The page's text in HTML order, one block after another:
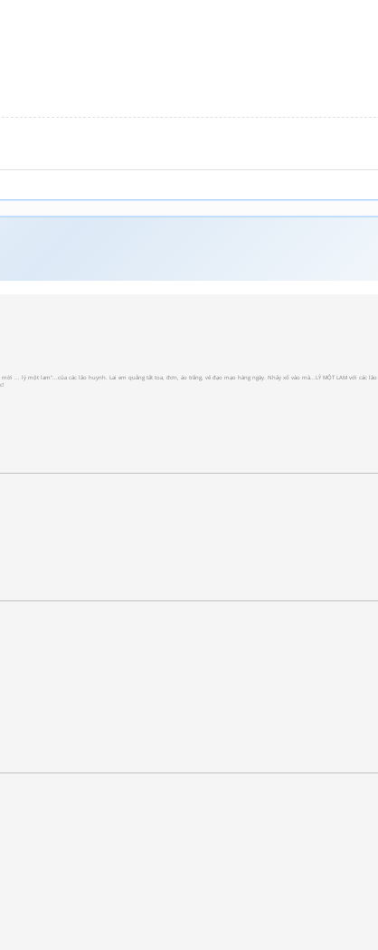
... lỳ một lam"...của các lão huynh. Lai em quẳng tất toa, đơn, áo trắng, vẻ đạo mạo hàng ngày. Nhảy xổ vào mà...LỲ MỘT LAM với các lão